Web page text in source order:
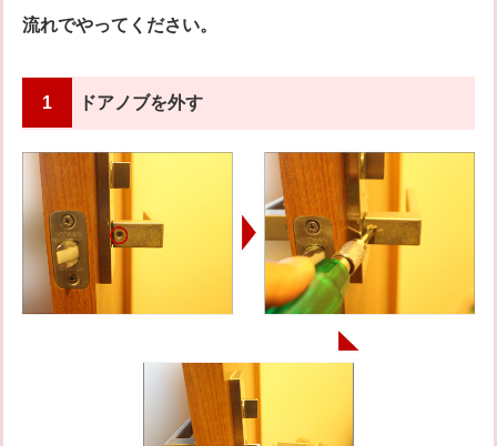
流れでやってください。
1 ドアノブを外す